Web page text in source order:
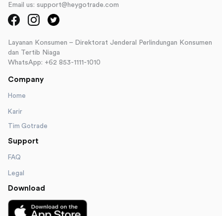
Email us: support@heygotrade.com
Layanan Konsumen – Direktorat Jenderal Perlindungan Konsumen
dan Tertib Niaga
WhatsApp: +62 853-1111-1010
Company
Home
Karir
Tim Gotrade
Support
FAQ
Legal
Download